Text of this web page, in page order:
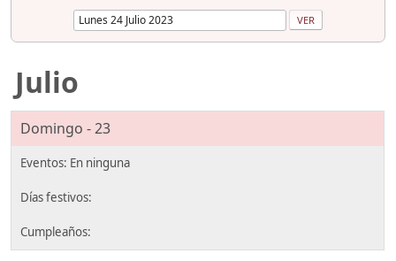
Julio
Domingo - 23